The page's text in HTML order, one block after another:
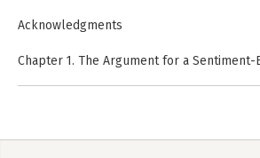
Acknowledgments
Chapter 1. The Argument for a Sentiment-